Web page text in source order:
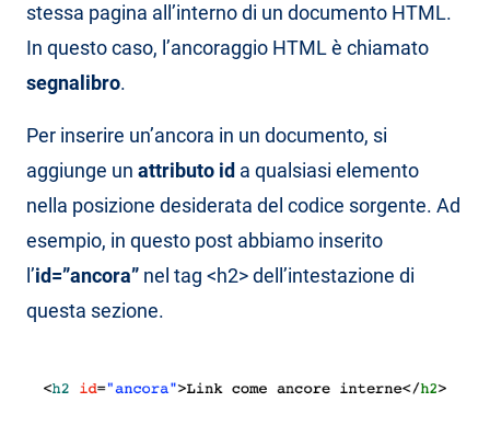
stessa pagina all’interno di un documento HTML.
In questo caso, l’ancoraggio HTML è chiamato
segnalibro.
Per inserire un’ancora in un documento, si
aggiunge un attributo id a qualsiasi elemento
nella posizione desiderata del codice sorgente. Ad
esempio, in questo post abbiamo inserito
l’id=”ancora” nel tag <h2> dell’intestazione di
questa sezione.